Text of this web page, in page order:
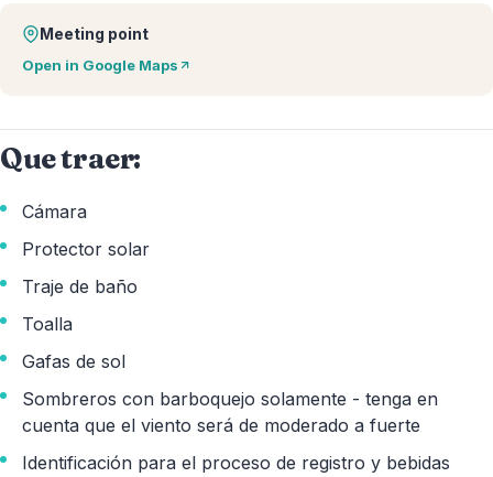
Meeting point
Open in Google Maps
Que traer:
Cámara
Protector solar
Traje de baño
Toalla
Gafas de sol
Sombreros con barboquejo solamente - tenga en
cuenta que el viento será de moderado a fuerte
Identificación para el proceso de registro y bebidas